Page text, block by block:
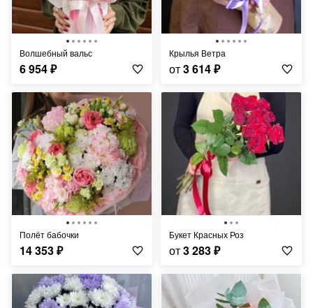
Волшебный вальс
6 954₽
Крылья Ветра
от3 614₽
Полёт бабочки
14 353₽
Букет Красных Роз
от3 283₽